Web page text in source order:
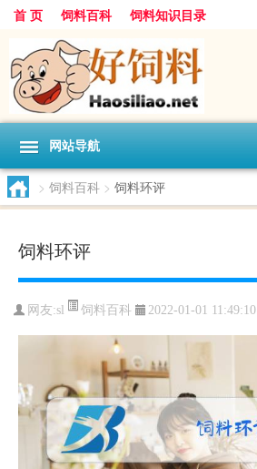
首 页 饲料百科 饲料知识目录
网站导航
> 饲料百科 > 饲料环评
饲料环评
网友:sl 饲料百科 2022-01-01 11:49:10